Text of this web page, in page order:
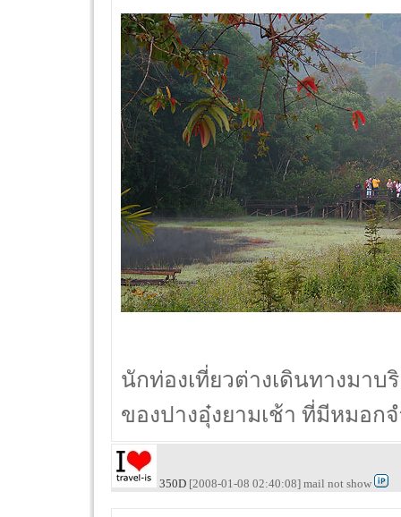
นักท่องเที่ยวต่างเดินทางมาบ
ของปางอุ๋งยามเช้า ที่มีหมอ
350D [2008-01-08 02:40:08] mail not show